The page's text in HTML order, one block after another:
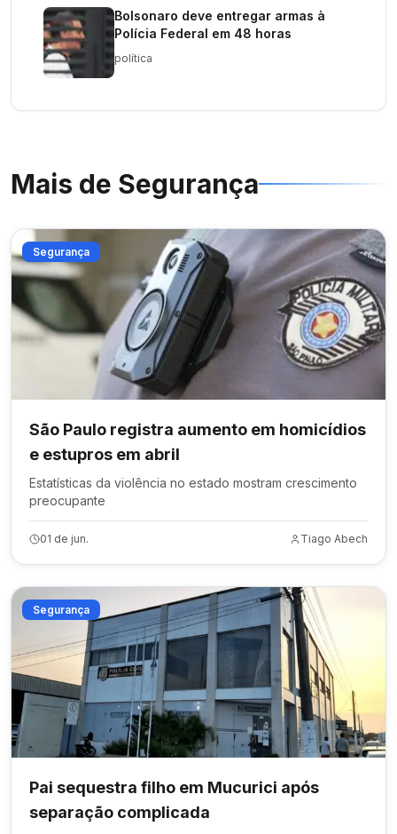
Bolsonaro deve entregar armas à
Polícia Federal em 48 horas
política
Mais de Segurança
Segurança
São Paulo registra aumento em homicídios
e estupros em abril
Estatísticas da violência no estado mostram crescimento
preocupante
01 de jun. Tiago Abech
Segurança
Pai sequestra filho em Mucurici após
separação complicada